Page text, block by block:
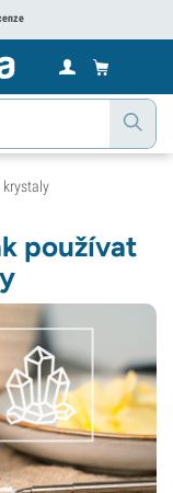
krystaly
používat